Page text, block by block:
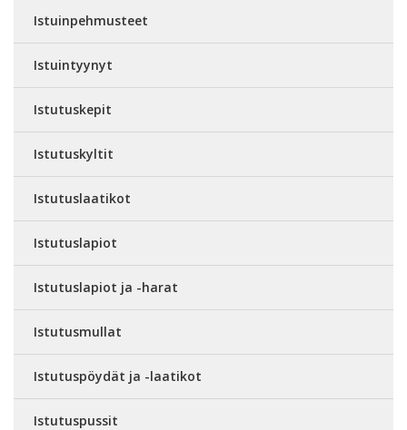
Istuinpehmusteet
Istuintyynyt
Istutuskepit
Istutuskyltit
Istutuslaatikot
Istutuslapiot
Istutuslapiot ja -harat
Istutusmullat
Istutuspöydät ja -laatikot
Istutuspussit